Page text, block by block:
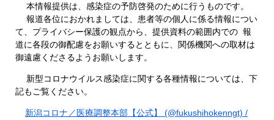
本情報提供は、感染症の予防啓発のために行うものです。
報道各位におかれましては、患者等の個人に係る情報につい
て、プライバシー保護の観点から、提供資料の範囲内での 報
道に各段の御配慮をお願いするとともに、関係機関への取材は
御遠慮くださるようお願いします。
新型コロナウイルス感染症に関する各種情報については、下
記もご覧ください。
新潟コロナ／医療調整本部【公式】 (@fukushihokenngt) /